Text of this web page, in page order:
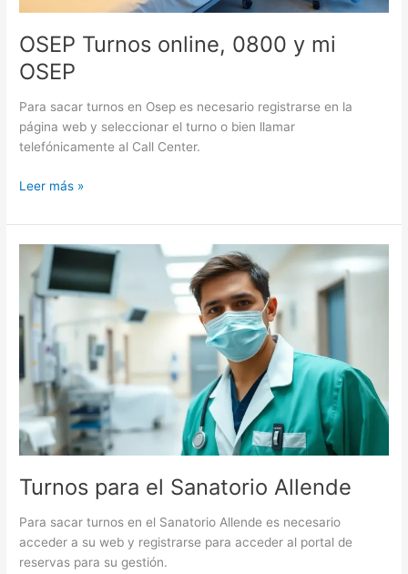
OSEP Turnos online, 0800 y mi
OSEP
Para sacar turnos en Osep es necesario registrarse en la
página web y seleccionar el turno o bien llamar
telefónicamente al Call Center.
OSEP
online,
0800
OSEP
Leer más »
Turnos para el Sanatorio Allende
Para sacar turnos en el Sanatorio Allende es necesario
acceder a su web y registrarse para acceder al portal de
reservas para su gestión.